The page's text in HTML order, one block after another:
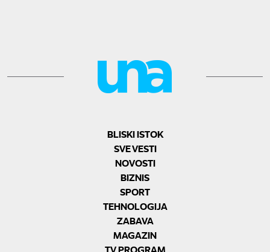
BLISKI ISTOK
SVE VESTI
NOVOSTI
BIZNIS
SPORT
TEHNOLOGIJA
ZABAVA
MAGAZIN
TV PROGRAM